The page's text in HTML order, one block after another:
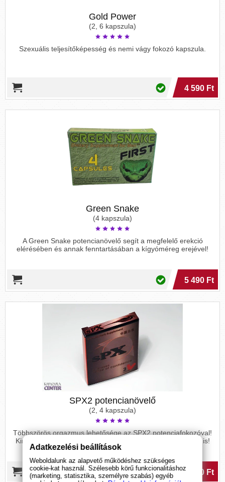
Gold Power
(2, 6 kapszula)
Szexuális teljesítőképesség és nemi vágy fokozó kapszula.
4 590 Ft
Green Snake
(4 kapszula)
A Green Snake potencianövelő segít a megfelelő erekció
elérésében és annak fenntartásában a kígyóméreg erejével!
5 490 Ft
SPX2 potencianövelő
(2, 4 kapszula)
Többszörös orgazmus lehetősége az SPX2 potenciafokozóval!
Kimagasló szexuális vágy akár alkohol fogyasztása mellett is!
2 900 Ft
Adatkezelési beállítások
Weboldalunk az alapvető működéshez szükséges
cookie-kat használ. Szélesebb körű funkcionalitáshoz
(marketing, statisztika, személyre szabás) egyéb